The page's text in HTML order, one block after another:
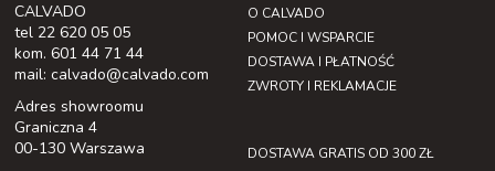
CALVADO
tel 22 620 05 05
kom. 601 44 71 44
mail: calvado@calvado.com
Adres showroomu
Graniczna 4
00-130 Warszawa
O CALVADO
POMOC I WSPARCIE
DOSTAWA I PŁATNOŚĆ
ZWROTY I REKLAMACJE
DOSTAWA GRATIS OD 300 ZŁ